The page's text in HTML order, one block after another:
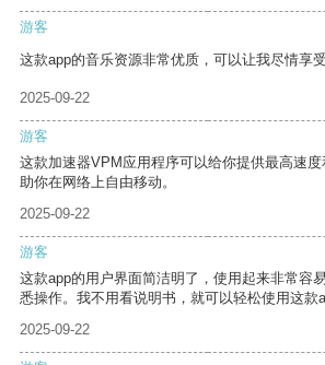
游客
这款app的音乐资源非常优质，可以让我尽情享
2025-09-22
游客
这款加速器VPM应用程序可以给你提供最高速
助你在网络上自由移动。
2025-09-22
游客
这款app的用户界面简洁明了，使用起来非常容
悉操作。我不用看说明书，就可以轻松使用这款
2025-09-22